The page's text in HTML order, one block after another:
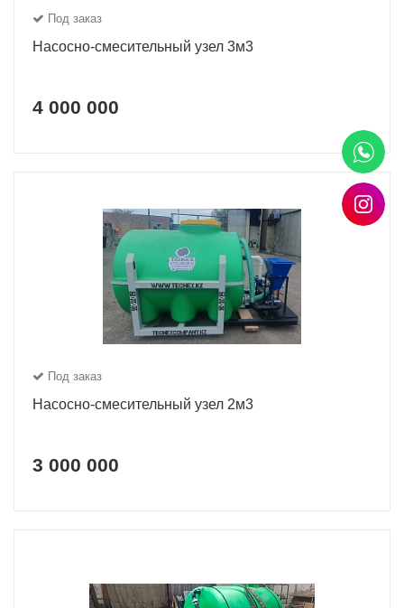
Под заказ
Насосно-смесительный узел 3м3
4 000 000
Под заказ
Насосно-смесительный узел 2м3
3 000 000